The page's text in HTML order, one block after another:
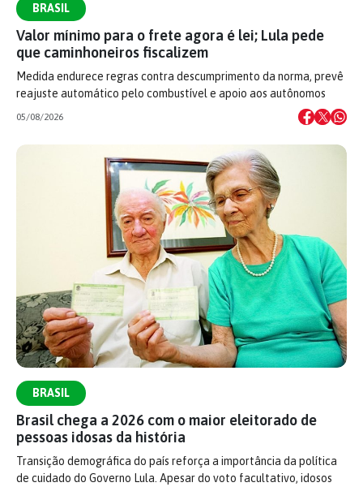
BRASIL
Valor mínimo para o frete agora é lei; Lula pede
que caminhoneiros fiscalizem
Medida endurece regras contra descumprimento da norma, prevê
reajuste automático pelo combustível e apoio aos autônomos
05/08/2026
BRASIL
Brasil chega a 2026 com o maior eleitorado de
pessoas idosas da história
Transição demográfica do país reforça a importância da política
de cuidado do Governo Lula. Apesar do voto facultativo, idosos